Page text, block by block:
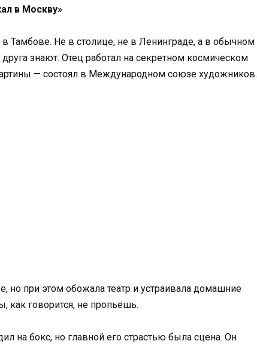
в Москву»
Тамбове. Не в столице, не в Ленинграде, а в обычном
знают. Отец работал на секретном космическом
— состоял в Международном союзе художников.
но при этом обожала театр и устраивала домашние
как говорится, не пропьёшь.
на бокс, но главной его страстью была сцена. Он